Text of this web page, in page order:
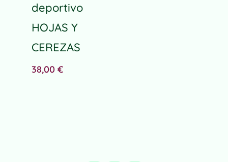
deportivo
HOJAS Y
CEREZAS
38,00 €